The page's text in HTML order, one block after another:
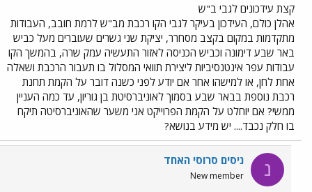
קצת עידכונים לגבי ב"ש
אהלן כולם, העידכון בעיקר לגבי הקו רכבת מב"ש לרמת חובב, העבודות
מתקדמות במקום בקצב מסחרר, יציקת שני גשרים שעוברים מעל כביש
באר שבע דימונה וכביש הכניסה לאזור התעשיה עמק שרה, בהמשך הקו
עבודות עפר אינטנסיביות ליצירת תוואי המסלול בו תעבור הרכבת ושאלה
אחת לחן, או למישהו אחר אם יודע לפני כשנה דובר על הקמת תחנת
רכבת נוספת בבאר שבע בסמוך לאוניברסיטת בן גוריון, עד כמה העניין
ממשי? אם יוחלט על הקמת הפרוייקט אני משער שהאוניברסיטה תיקח
בו חלק נכבד.... יש מידע בנושא?
נ ניסים סרוסי האחד
New member